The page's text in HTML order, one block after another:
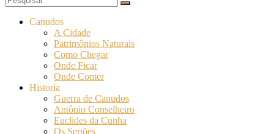
Canudos
A Cidade
Patrimônios Naturais
Como Chegar
Onde Ficar
Onde Comer
Historia
Guerra de Canudos
Antônio Conselheiro
Euclides da Cunha
Os Sertões